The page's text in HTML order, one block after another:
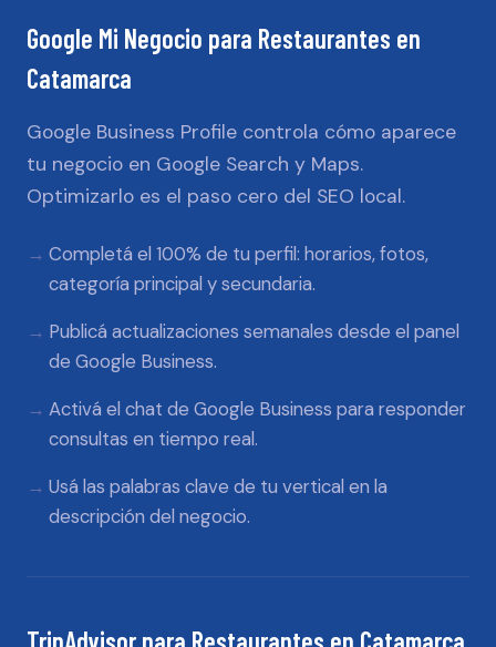
Google Mi Negocio para Restaurantes en
Catamarca
Google Business Profile controla cómo aparece
tu negocio en Google Search y Maps.
Optimizarlo es el paso cero del SEO local.
Completá el 100% de tu perfil: horarios, fotos,
categoría principal y secundaria.
Publicá actualizaciones semanales desde el panel
de Google Business.
Activá el chat de Google Business para responder
consultas en tiempo real.
Usá las palabras clave de tu vertical en la
descripción del negocio.